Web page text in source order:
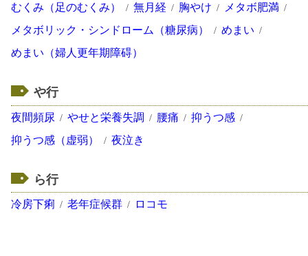
むくみ（足のむくみ）
無月経 胸やけ
メタボ肥満
メタボリック・シンドローム（糖尿病）
めまい
めまい（婦人更年期障碍）
や行
夜間頻尿 やせと栄養失調 腰痛
抑うつ感
抑うつ感（虚弱）
夜泣き
ら行
冷房下痢 老年症候群 ロコモ